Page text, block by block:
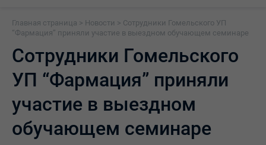
Главная страница > Новости > Сотрудники Гомельского УП
“Фармация” приняли участие в выездном обучающем семинаре
Сотрудники Гомельского
УП “Фармация” приняли
участие в выездном
обучающем семинаре